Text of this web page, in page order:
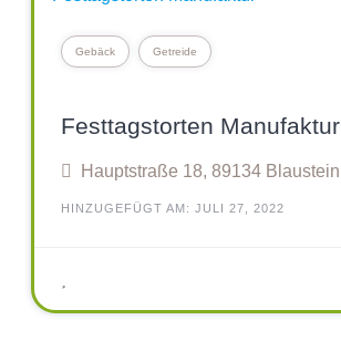
Gebäck Getreide
Festtagstorten Manufaktur
HINZUGEFÜGT AM: JULI 27, 2022